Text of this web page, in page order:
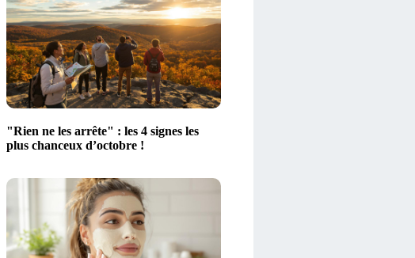
"Rien ne les arrête" : les 4 signes les
plus chanceux d’octobre !